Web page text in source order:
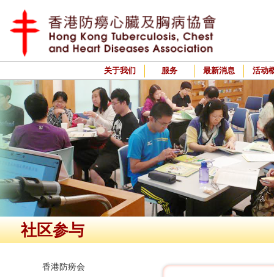
关于我们 服务 最新消息 活动
社区参与
香港防痨会